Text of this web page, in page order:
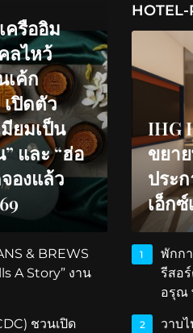
ครืออิม
ลไหว้
เค้ก
เปิดตัว
ยมเป็น
และ “ฮ่อ
องแล้ว
& BREWS
A Story” งาน
ชวนเปิด
HOTEL-
IHG
ขยา
ประ
เอ็ก
1
พักก
รีสอ
อรุณ
2
วาบ